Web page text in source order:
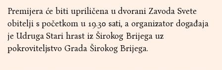
Premijera će biti upriličena u dvorani Zavoda Svete
obitelji s početkom u 19.30 sati, a organizator događaja
je Udruga Stari hrast iz Širokog Brijega uz
pokroviteljstvo Grada Širokog Brijega.